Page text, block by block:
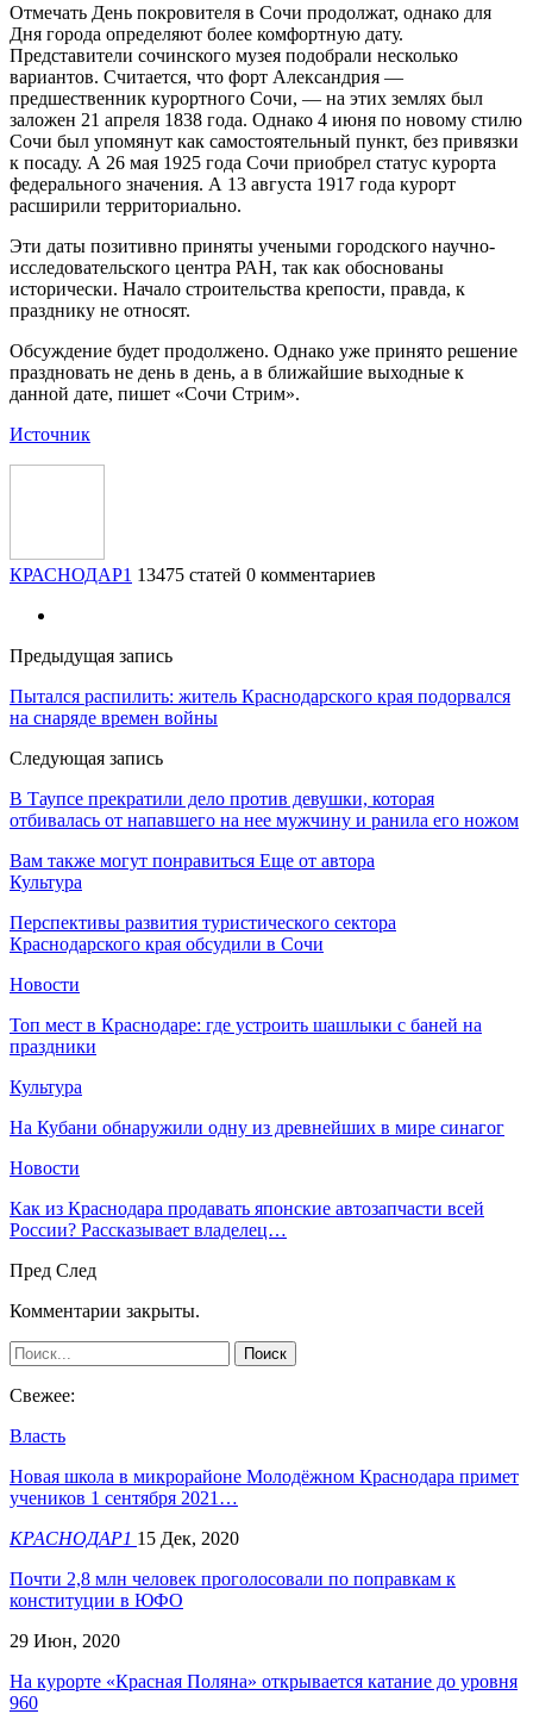
Отмечать День покровителя в Сочи продолжат, однако для
Дня города определяют более комфортную дату.
Представители сочинского музея подобрали несколько
вариантов. Считается, что форт Александрия —
предшественник курортного Сочи, — на этих землях был
заложен 21 апреля 1838 года. Однако 4 июня по новому стилю
Сочи был упомянут как самостоятельный пункт, без привязки
к посаду. А 26 мая 1925 года Сочи приобрел статус курорта
федерального значения. А 13 августа 1917 года курорт
расширили территориально.
Эти даты позитивно приняты учеными городского научно-
исследовательского центра РАН, так как обоснованы
исторически. Начало строительства крепости, правда, к
празднику не относят.
Обсуждение будет продолжено. Однако уже принято решение
праздновать не день в день, а в ближайшие выходные к
данной дате, пишет «Сочи Стрим».
Источник
КРАСНОДАР1 13475 статей 0 комментариев
Предыдущая запись
Пытался распилить: житель Краснодарского края подорвался
на снаряде времен войны
Следующая запись
В Таупсе прекратили дело против девушки, которая
отбивалась от напавшего на нее мужчину и ранила его ножом
Вам также могут понравиться Еще от автора
Культура
Перспективы развития туристического сектора
Краснодарского края обсудили в Сочи
Новости
Топ мест в Краснодаре: где устроить шашлыки с баней на
праздники
Культура
На Кубани обнаружили одну из древнейших в мире синагог
Новости
Как из Краснодара продавать японские автозапчасти всей
России? Рассказывает владелец…
Пред След
Комментарии закрыты.
Свежее:
Власть
Новая школа в микрорайоне Молодёжном Краснодара примет
учеников 1 сентября 2021…
КРАСНОДАР1 15 Дек, 2020
Почти 2,8 млн человек проголосовали по поправкам к
конституции в ЮФО
29 Июн, 2020
На курорте «Красная Поляна» открывается катание до уровня
960